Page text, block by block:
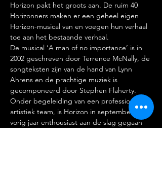
Horizon pakt het groots aan. De ruim 40
Horizonners maken er een geheel eigen
Horizon-musical van en voegen hun verhaal
toe aan het bestaande verhaal.
De musical ‘A man of no importance’ is in
2002 geschreven door Terrence McNally, de
songteksten zijn van de hand van Lynn
Ahrens en de prachtige muziek is
gecomponeerd door Stephen Flaherty.
Onder begeleiding van een professioneel
artistiek team, is Horizon in september
vorig jaar enthousiast aan de slag gegaan